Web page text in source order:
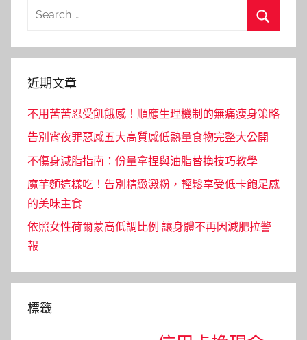
Search
近期文章
不用苦苦忍受飢餓感！順應生理機制的無痛瘦身策略
告別宵夜罪惡感五大高質感低熱量食物完整大公開
不傷身減脂指南：份量拿捏與油脂替換技巧教學
魔芋麵這樣吃！告別精緻澱粉，輕鬆享受低卡飽足感
的美味主食
依照女性荷爾蒙高低調比例 讓身體不再因減肥拉警
報
標籤